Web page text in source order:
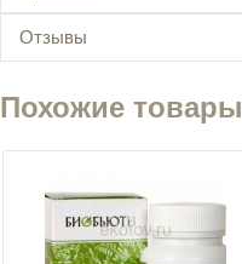
Отзывы
Похожие товары